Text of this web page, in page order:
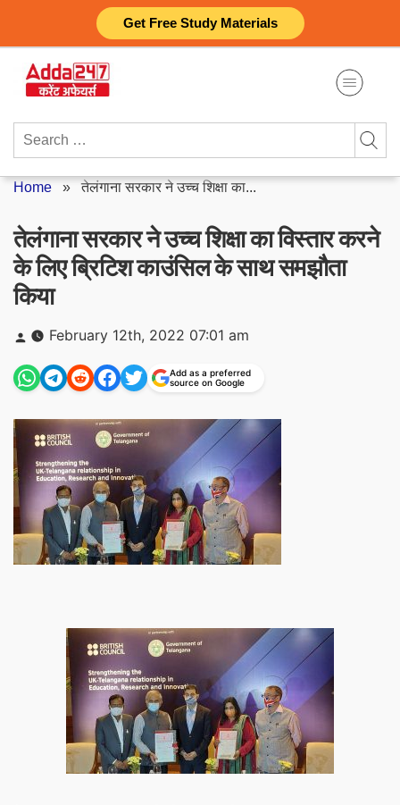
Get Free Study Materials
content
Search
Home »तेलंगाना सरकार ने उच्च शिक्षा का...
तेलंगाना सरकार ने उच्च शिक्षा का विस्तार करने
के लिए ब्रिटिश काउंसिल के साथ समझौता
किया
Posted
by
February 12th, 2022 07:01 am
Add as a preferred
source on Google